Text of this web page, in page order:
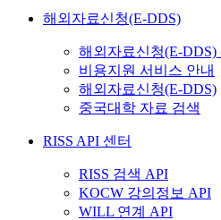
해외자료신청(E-DDS)
해외자료신청(E-DDS)
비용지원 서비스 안내
해외자료신청(E-DDS)
중국대학 자료 검색
RISS API 센터
RISS 검색 API
KOCW 강의정보 API
WILL 연계 API